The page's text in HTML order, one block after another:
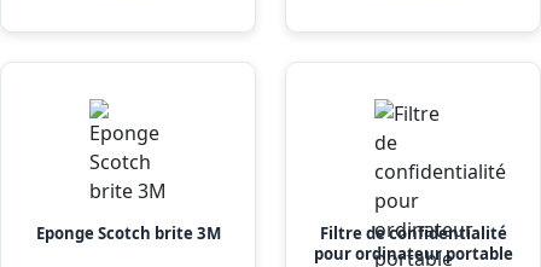
Eponge Scotch brite 3M
Filtre de confidentialité
pour ordinateur portable